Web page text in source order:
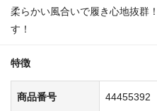
柔らかい風合いで履き心地抜群
す！
特徴
商品番号 44455392